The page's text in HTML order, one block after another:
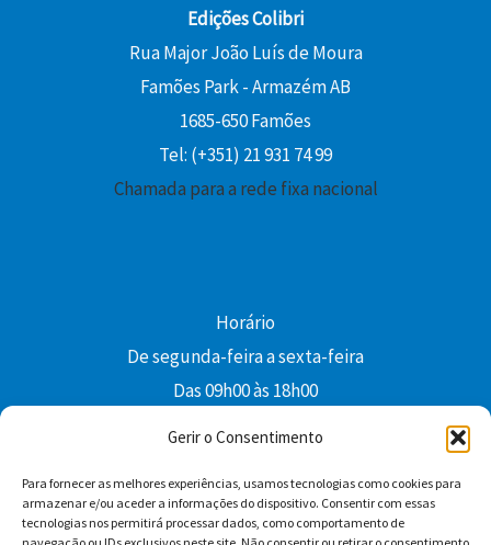
Gerir o Consentimento
Para fornecer as melhores experiências, usamos tecnologias como cookies para
armazenar e/ou aceder a informações do dispositivo. Consentir com essas
tecnologias nos permitirá processar dados, como comportamento de
Edições Colibri
Rua Major João Luís de Moura
Famões Park - Armazém AB
1685-650 Famões
Tel: (+351) 21 931 74 99
Chamada para a rede fixa nacional
Horário
De segunda-feira a sexta-feira
Das 09h00 às 18h00
Facebook YouTube Instagram
Whatsapp
Condições Gerais de Venda